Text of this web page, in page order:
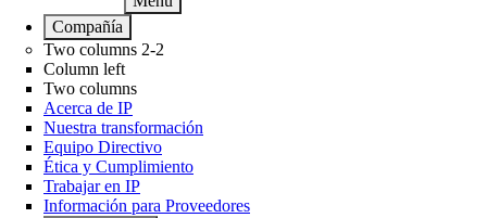
Main navigation - ES
Compañía
Two columns 2-2
Column left
Two columns
Acerca de IP
Nuestra transformación
Equipo Directivo
Ética y Cumplimiento
Trabajar en IP
Información para Proveedores